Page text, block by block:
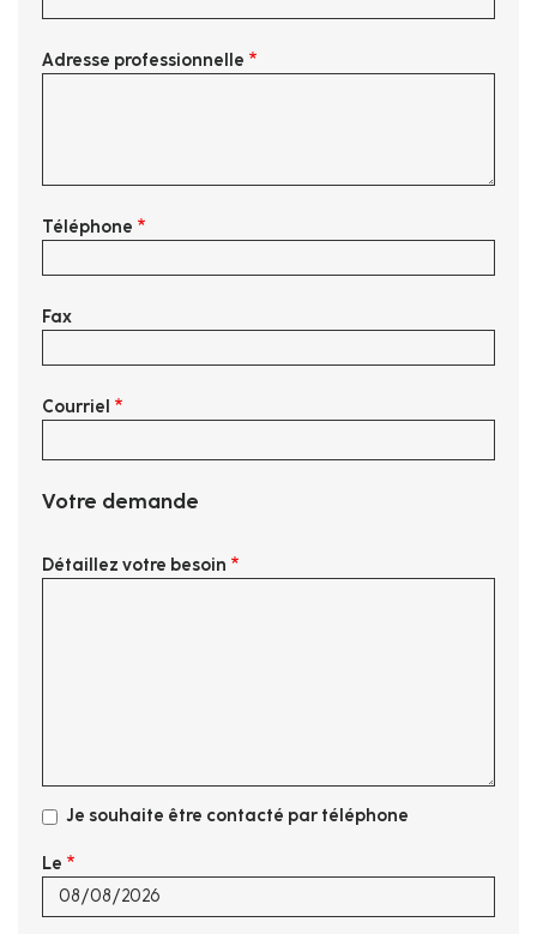
Adresse professionnelle
Téléphone
Fax
Courriel
Votre demande
Détaillez votre besoin
Je souhaite être contacté par téléphone
Le